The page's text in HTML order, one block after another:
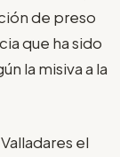
de preso
que ha sido
la misiva a la
el